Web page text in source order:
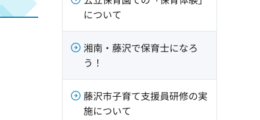
について
湘南・藤沢で保育士になろ
う！
藤沢市子育て支援員研修の実
施について